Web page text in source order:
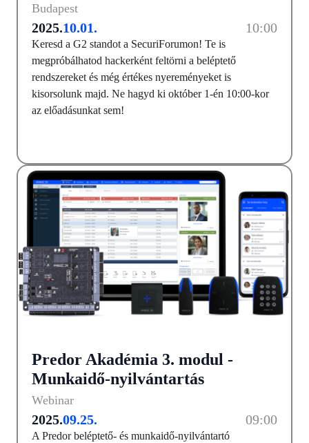
Budapest
2025.10.01. 10:00
Keresd a G2 standot a SecuriForumon! Te is
megpróbálhatod hackerként feltörni a beléptető
rendszereket és még értékes nyereményeket is
kisorsolunk majd. Ne hagyd ki október 1-én 10:00-kor
az előadásunkat sem!
Predor Akadémia 3. modul -
Munkaidő-nyilvántartás
Webinar
2025.09.25. 09:00
A Predor beléptető- és munkaidő-nyilvántartó